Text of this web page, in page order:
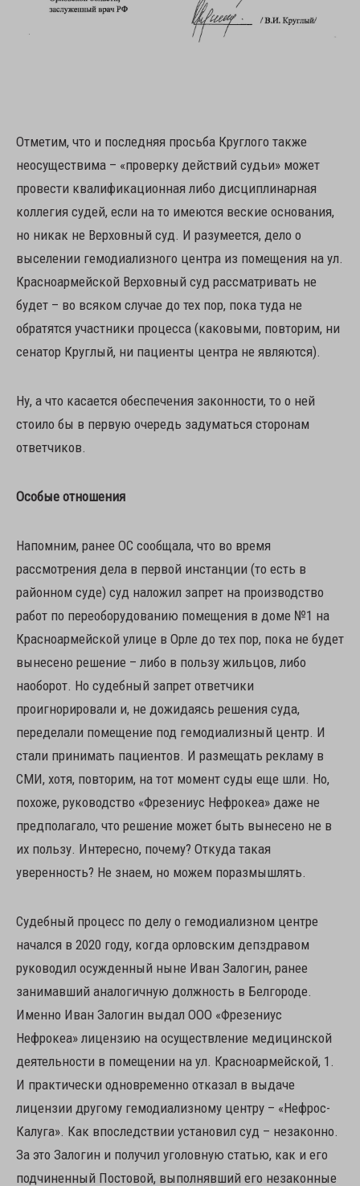
Отметим, что и последняя просьба Круглого также
неосуществима – «проверку действий судьи» может
провести квалификационная либо дисциплинарная
коллегия судей, если на то имеются веские основания,
но никак не Верховный суд. И разумеется, дело о
выселении гемодиализного центра из помещения на ул.
Красноармейской Верховный суд рассматривать не
будет – во всяком случае до тех пор, пока туда не
обратятся участники процесса (каковыми, повторим, ни
сенатор Круглый, ни пациенты центра не являются).
Ну, а что касается обеспечения законности, то о ней
стоило бы в первую очередь задуматься сторонам
ответчиков.
Особые отношения
Напомним, ранее ОС сообщала, что во время
рассмотрения дела в первой инстанции (то есть в
районном суде) суд наложил запрет на производство
работ по переоборудованию помещения в доме №1 на
Красноармейской улице в Орле до тех пор, пока не будет
вынесено решение – либо в пользу жильцов, либо
наоборот. Но судебный запрет ответчики
проигнорировали и, не дожидаясь решения суда,
переделали помещение под гемодиализный центр. И
стали принимать пациентов. И размещать рекламу в
СМИ, хотя, повторим, на тот момент суды еще шли. Но,
похоже, руководство «Фрезениус Нефрокеа» даже не
предполагало, что решение может быть вынесено не в
их пользу. Интересно, почему? Откуда такая
уверенность? Не знаем, но можем поразмышлять.
Судебный процесс по делу о гемодиализном центре
начался в 2020 году, когда орловским депздравом
руководил осужденный ныне Иван Залогин, ранее
занимавший аналогичную должность в Белгороде.
Именно Иван Залогин выдал ООО «Фрезениус
Нефрокеа» лицензию на осуществление медицинской
деятельности в помещении на ул. Красноармейской, 1.
И практически одновременно отказал в выдаче
лицензии другому гемодиализному центру – «Нефрос-
Калуга». Как впоследствии установил суд – незаконно.
За это Залогин и получил уголовную статью, как и его
подчиненный Постовой, выполнявший его незаконные